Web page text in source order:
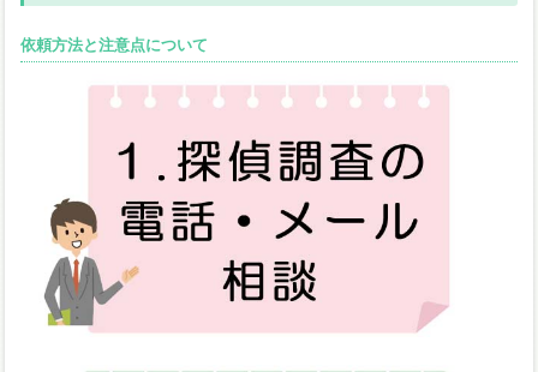
依頼方法と注意点について